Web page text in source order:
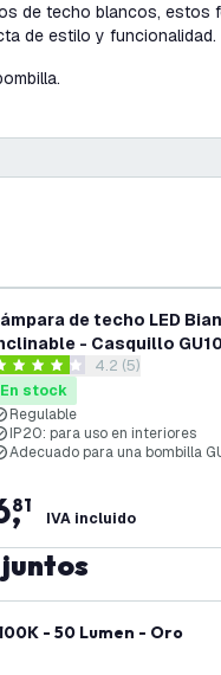
de techo blancos, estos
de estilo y funcionalidad.
deseos
de techo LED
- Casquillo
abrir el panel de
estrellas de puntuación
4.2 (5)
En stock
Regulable
IP20: para uso en interiores
Adecuado para una bombilla
,
81
IVA incluido
juntos
- 50 Lumen - Oro